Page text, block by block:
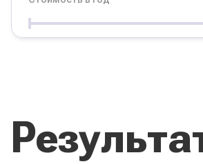
Условия Форма